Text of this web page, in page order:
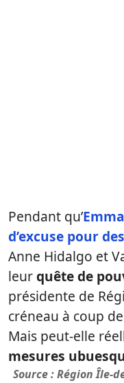
Pendant qu’
d’excuse pour
Anne Hidalgo et
leurquête de
présidente de
créneau à coup
Mais peut-elle
mesures
Source : Région Île-